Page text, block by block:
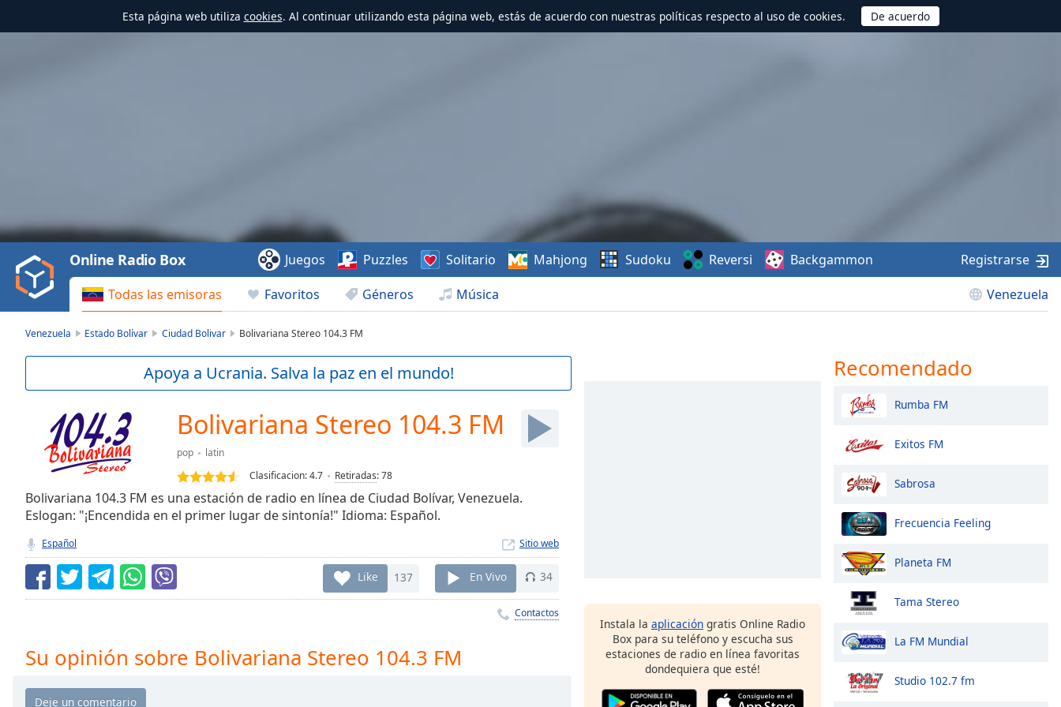
Esta página web utiliza cookies. Al continuar utilizando esta página web, estás de acuerdo con nuestras políticas respecto al uso de cookies.
Play
Video
Play
Backward
Skip
Current
-:-
TypeLIVE
Seek to
currently
behind
LIVE
Remaining
Time-
Playback
Todas las emisoras Favoritos Géneros Música Venezuela
Online Radio Box Juegos Puzzles Solitario Mahjong Sudoku Reversi Backgammon Registrarse
Venezuela Estado Bolívar Ciudad Bolivar Bolivariana Stereo 104.3 FM
Apoya a Ucrania. Salva la paz en el mundo!
Bolivariana Stereo 104.3 FM
pop
latin
Clasificacion:4.7 Retiradas:78
Bolivariana 104.3 FM es una estación de radio en línea de Ciudad Bolívar, Venezuela.
Eslogan: "¡Encendida en el primer lugar de sintonía!" Idioma: Español.
Español Sitio web
Like 137 En Vivo 34
Contactos
Su opinión sobre Bolivariana Stereo 104.3 FM
Instala la aplicación gratis Online Radio
Box para su teléfono y escucha sus
estaciones de radio en línea favoritas
dondequiera que esté!
Recomendado
Rumba FM
Exitos FM
Sabrosa
Frecuencia Feeling
Planeta FM
Tama Stereo
La FM Mundial
Studio 102.7 fm